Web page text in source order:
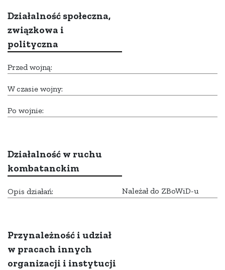
Działalność społeczna,
związkowa i
polityczna
Przed wojną:
W czasie wojny:
Po wojnie:
Działalność w ruchu
kombatanckim
Opis działań: Należał do ZBoWiD-u
Przynależność i udział
w pracach innych
organizacji i instytucji